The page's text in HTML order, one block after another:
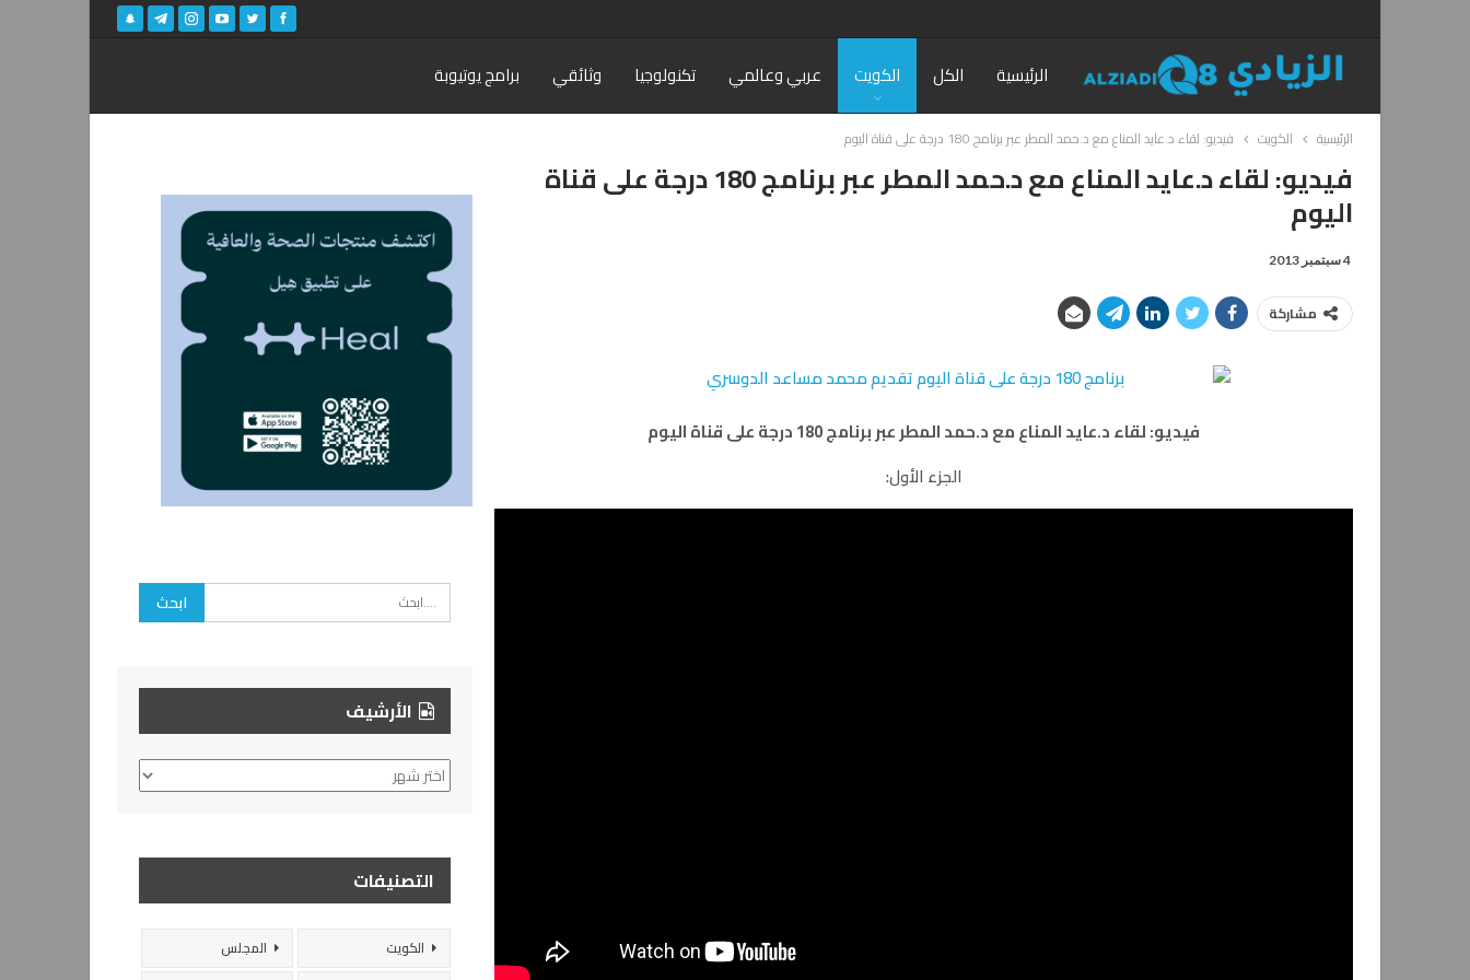
الرئيسية الكل الكويت عربي وعالمي تكنولوجيا وثائقي برامج يوتيوبة
الرئيسية الكويت فيديو: لقاء د.عايد المناع مع د.حمد المطر عبر برنامج 180 درجة على قناة اليوم
فيديو: لقاء د.عايد المناع مع د.حمد المطر عبر برنامج 180 درجة على قناة
اليوم
4 سبتمبر 2013
مشاركة
فيديو: لقاء د.عايد المناع مع د.حمد المطر عبر برنامج 180 درجة على قناة اليوم
الجزء الأول:
الأرشيف
الأرشيف
التصنيفات
الكويت
المجلس